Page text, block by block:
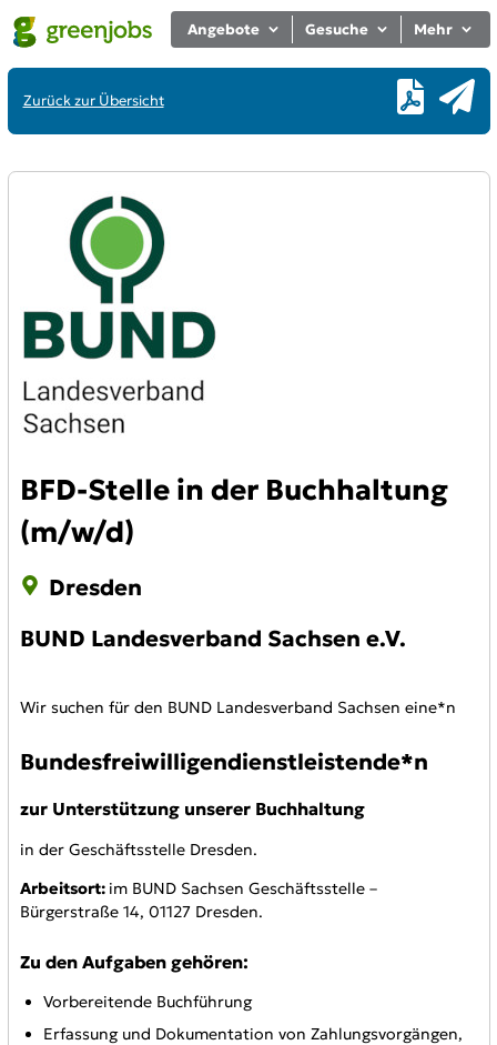
Angebote Gesuche Mehr
Zurück zur Übersicht
BFD-Stelle in der Buchhaltung
(m/w/d)
Dresden
BUND Landesverband Sachsen e.V.
Wir suchen für den BUND Landesverband Sachsen eine*n
Bundesfreiwilligendienstleistende*n
zur Unterstützung unserer Buchhaltung
in der Geschäftsstelle Dresden.
Arbeitsort: im BUND Sachsen Geschäftsstelle –
Bürgerstraße 14, 01127 Dresden.
Zu den Aufgaben gehören:
Vorbereitende Buchführung
Erfassung und Dokumentation von Zahlungsvorgängen,